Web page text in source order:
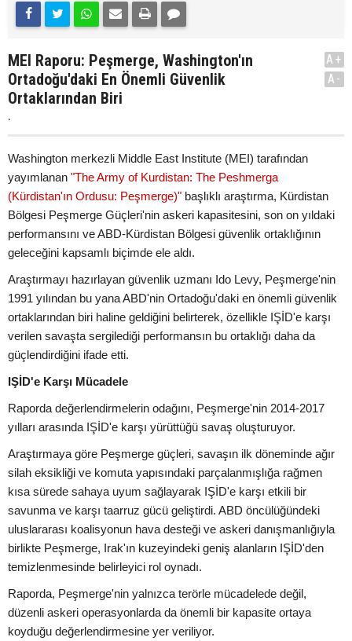
MEI Raporu: Peşmerge, Washington'ın
Ortadoğu'daki En Önemli Güvenlik
Ortaklarından Biri
.
A+
A-
Washington merkezli Middle East Institute (MEI) tarafından
yayımlanan "The Army of Kurdistan: The Peshmerga
(Kürdistan'ın Ordusu: Peşmerge)" başlıklı araştırma, Kürdistan
Bölgesi Peşmerge Güçleri'nin askeri kapasitesini, son on yıldaki
performansını ve ABD-Kürdistan Bölgesi güvenlik ortaklığının
geleceğini kapsamlı biçimde ele aldı.
Araştırmayı hazırlayan güvenlik uzmanı Ido Levy, Peşmerge'nin
1991 yılından bu yana ABD'nin Ortadoğu'daki en önemli güvenlik
ortaklarından biri haline geldiğini belirterek, özellikle IŞİD'e karşı
verilen savaşta sergilediği performansın bu ortaklığı daha da
güçlendirdiğini ifade etti.
IŞİD'e Karşı Mücadele
Raporda değerlendirmelerin odağını, Peşmerge'nin 2014-2017
yılları arasında IŞİD'e karşı yürüttüğü savaş oluşturuyor.
Araştırmaya göre Peşmerge güçleri, savaşın ilk döneminde ağır
silah eksikliği ve komuta yapısındaki parçalanmışlığa rağmen
kısa sürede sahaya uyum sağlayarak IŞİD'e karşı etkili bir
savunma ve karşı taarruz gücü geliştirdi. ABD öncülüğündeki
uluslararası koalisyonun hava desteği ve askeri danışmanlığıyla
birlikte Peşmerge, Irak'ın kuzeyindeki geniş alanların IŞİD'den
temizlenmesinde belirleyici rol oynadı.
Raporda, Peşmerge'nin yalnızca terörle mücadelede değil,
düzenli askeri operasyonlarda da önemli bir kapasite ortaya
koyduğu değerlendirmesine yer veriliyor.